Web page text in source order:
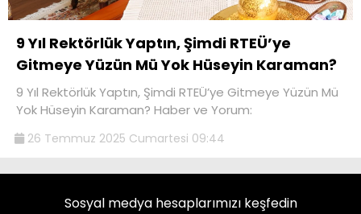
9 Yıl Rektörlük Yaptın, Şimdi RTEÜ’ye
Gitmeye Yüzün Mü Yok Hüseyin Karaman?
9 Yıl Rektörlük Yaptın, Şimdi RTEÜ’ye Gitmeye Yüzün Mü
Yok Hüseyin Karaman? Haber ve Yorum:
26 Temmuz 2025 Cumartesi 09:44
Sosyal medya hesaplarımızı keşfedin